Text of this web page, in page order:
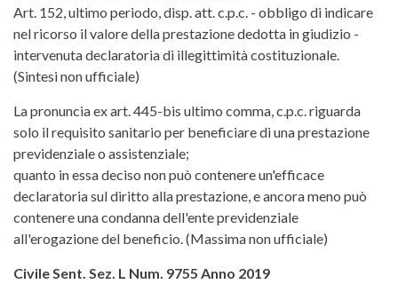
Art. 152, ultimo periodo, disp. att. c.p.c. - obbligo di indicare
nel ricorso il valore della prestazione dedotta in giudizio -
intervenuta declaratoria di illegittimità costituzionale.
(Sintesi non ufficiale)
La pronuncia ex art. 445-bis ultimo comma, c.p.c. riguarda
solo il requisito sanitario per beneficiare di una prestazione
previdenziale o assistenziale;
quanto in essa deciso non può contenere un'efficace
declaratoria sul diritto alla prestazione, e ancora meno può
contenere una condanna dell'ente previdenziale
all'erogazione del beneficio. (Massima non ufficiale)
Civile Sent. Sez. L Num. 9755 Anno 2019